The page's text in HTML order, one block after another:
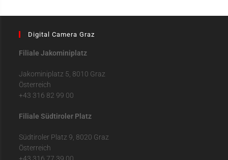
Digital Camera Graz
Filiale Jakominiplatz
Jakominiplatz 5, 8010 Graz
Österreich
+43 316 82 99 00
Filiale Südtiroler Platz
Südtiroler Platz 9, 8020 Graz
Österreich